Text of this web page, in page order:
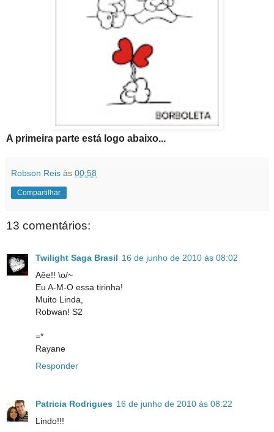
A primeira parte está logo abaixo...
Robson Reis às 00:58
Compartilhar
13 comentários:
Twilight Saga Brasil 16 de junho de 2010 às 08:02
Aêe!! \o/~
Eu A-M-O essa tirinha!
Muito Linda,
Robwan! S2
=*
Rayane
Responder
Patricia Rodrigues 16 de junho de 2010 às 08:22
Lindo!!!